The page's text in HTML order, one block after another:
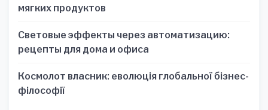
мягких продуктов
Световые эффекты через автоматизацию:
рецепты для дома и офиса
Космолот власник: еволюція глобальної бізнес-
філософії